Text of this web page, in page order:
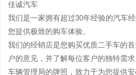
佳诚汽车
我们是一家拥有超过30年经验的汽车
您提供极致的购车体验。
我们的经销店是您购买优质二手车的
户的意见，并了解每位客户的独特需
车辆管理局的牌照，致力于为您提供安